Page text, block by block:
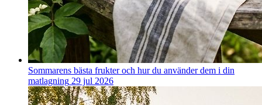
Sommarens bästa frukter och hur du använder dem i din
matlagning 29 jul 2026